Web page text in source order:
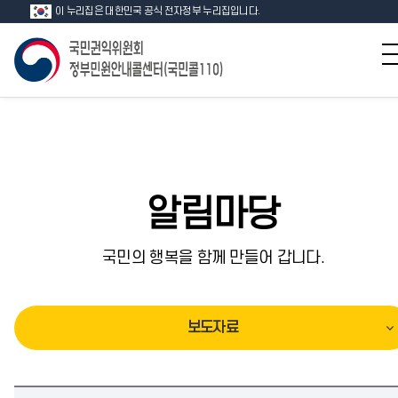
이 누리집은 대한민국 공식 전자정부 누리집입니다.
알림마당
국민의 행복을 함께 만들어 갑니다.
보도자료